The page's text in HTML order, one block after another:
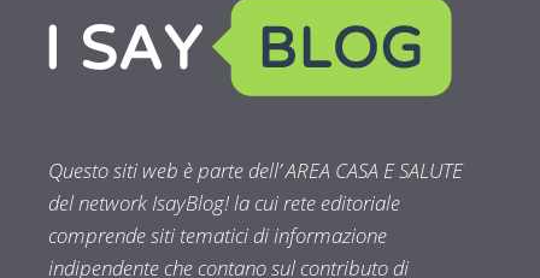
Questo siti web è parte dell’ AREA CASA E SALUTE
del network IsayBlog! la cui rete editoriale
comprende siti tematici di informazione
indipendente che contano sul contributo di